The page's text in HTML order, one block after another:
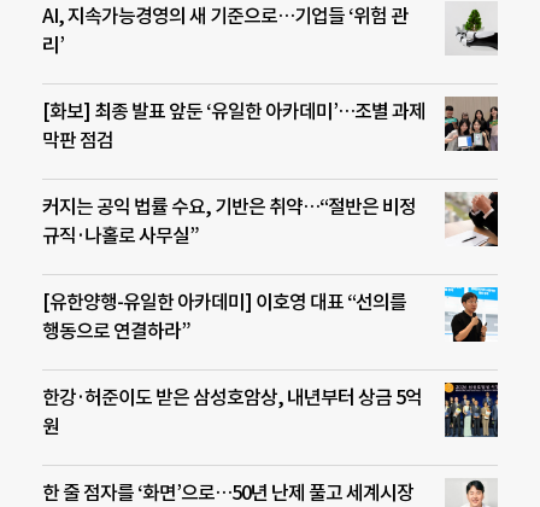
AI, 지속가능경영의 새 기준으로…기업들 ‘위험 관
리’
[화보] 최종 발표 앞둔 ‘유일한 아카데미’…조별 과제
막판 점검
커지는 공익 법률 수요, 기반은 취약…“절반은 비정
규직·나홀로 사무실”
[유한양행-유일한 아카데미] 이호영 대표 “선의를
행동으로 연결하라”
한강·허준이도 받은 삼성호암상, 내년부터 상금 5억
원
한 줄 점자를 ‘화면’으로…50년 난제 풀고 세계시장